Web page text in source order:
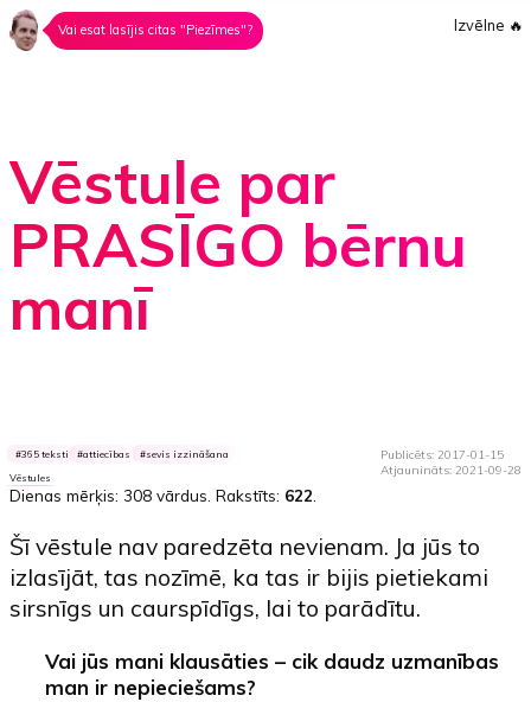
Vai esat lasījis citas "Piezīmes"? Izvēlne 🔥
Vēstule par
PRASĪGO bērnu
manī
Publicēts: 2017-01-15
Atjaunināts: 2021-09-28
365 teksti attiecības sevis izzināšana
Vēstules
Dienas mērķis: 308 vārdus . Rakstīts: 622
Šī vēstule nav paredzēta nevienam. Ja jūs to
izlasījāt, tas nozīmē, ka tas ir bijis pietiekami
sirsnīgs un caurspīdīgs, lai to parādītu.
Vai jūs mani klausāties – cik daudz uzmanības
man ir nepieciešams?